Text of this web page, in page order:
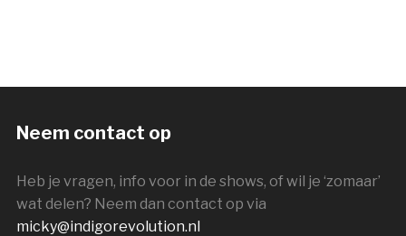
Neem contact op
Heb je vragen, info voor in de shows, of wil je ‘zomaar’
wat delen? Neem dan contact op via
micky@indigorevolution.nl